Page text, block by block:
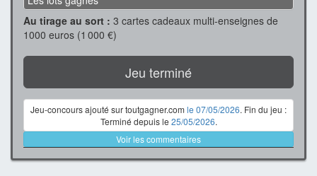
Au tirage au sort : 3 cartes cadeaux multi-enseignes de
1000 euros (1 000 €)
Jeu terminé
Jeu-concours ajouté sur toutgagner.com le 07/05/2026. Fin du jeu :
Terminé depuis le 25/05/2026.
Voir les commentaires